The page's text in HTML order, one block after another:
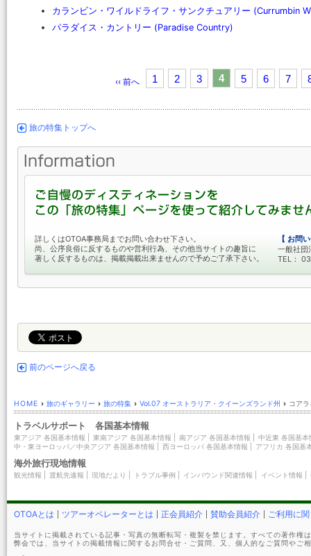
カランビン・ワイルドライフ・サンクチュアリー (Currumbin
パラダイス・カントリー (Paradise Country)
‹‹ 前へ 1 2 3 4 5 6 7
旅の特集トップへ
詳しくはOTOA事務局までお問い合わせ下さい。
尚、公序良俗に反するものや営利行為、その他当サイトの趣旨に
著しく反するものは、掲載掲載出来ませんので予めご了承下さい。
【 お問
一般社
TEL：
前のページへ戻る
HOME › 旅のギャラリー › 旅の特集 › Vol.07 オーストラリア・クイーンズランド州 › コア
トラベルサポート 各国基本情報
東アジア 各国基本情報 東南アジア 各国基本情報 南アジア 各国基本情報
中近東 各国基本
中・東ヨーロッパ／中央アジア 各国基本情報
西ヨーロッパ 各国基本情報 アフリカ 各国基
海外旅行現地情報
観光情報 渡航先速報 現地だより トラブル事例 インバウンド関連情報 イベント情報
OTOAとは ツアーオペレーターとは 正会員紹介 賛助会員紹介 ご利用に
当サイトに掲載されている記事・写真の無断転写・複製を禁じます。すべての著作権
弊会では、当サイトの掲載情報に関するお問合せ・ご質問、又、個人的なご質問やご